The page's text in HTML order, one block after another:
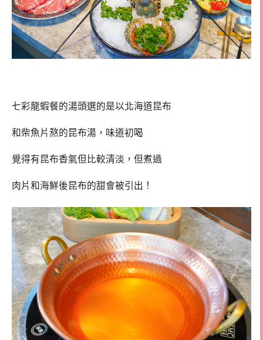
七彩龍蝦餐的湯頭選的是以北海道昆布
和柴魚片熬的昆布湯，味道初喝
覺得有昆布香氣但比較清淡，但煮過
肉片和海鮮後昆布的甜會被引出！